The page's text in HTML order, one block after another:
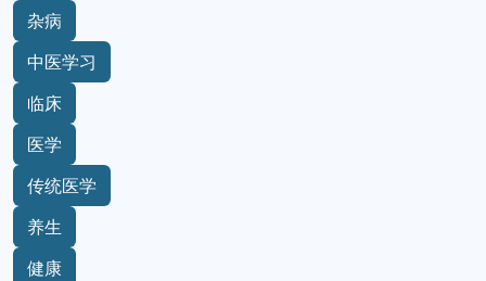
杂病
中医学习
临床
医学
传统医学
养生
健康